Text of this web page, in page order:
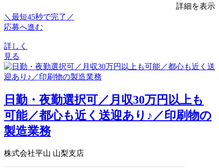
詳細を表示
＼最短45秒で完了／
応募へ進む
詳しく
見る
日勤・夜勤選択可／月収30万円以上も
可能／都心も近く送迎あり♪／印刷物の
製造業務
株式会社平山 山梨支店